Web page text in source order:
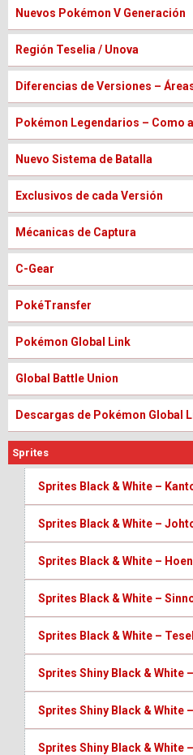
Nuevos Pokémon V Generación
Región Teselia / Unova
Diferencias de Versiones –
Pokémon Legendarios – Como
Nuevo Sistema de Batalla
Exclusivos de cada Versión
Mécanicas de Captura
C-Gear
PokéTransfer
Pokémon Global Link
Global Battle Union
Descargas de Pokémon Global
Sprites
Sprites Black & White –
Sprites Black & White –
Sprites Black & White –
Sprites Black & White –
Sprites Black & White –
Sprites Shiny Black & White
Sprites Shiny Black & White
Sprites Shiny Black & White